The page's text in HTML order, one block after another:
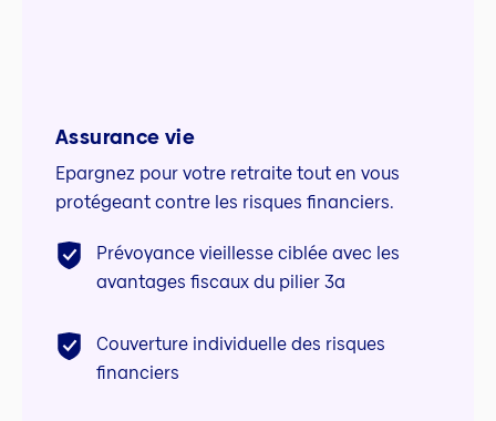
Assurance vie
Epargnez pour votre retraite tout en vous
protégeant contre les risques financiers.
Prévoyance vieillesse ciblée avec les
avantages fiscaux du pilier 3a
Couverture individuelle des risques
financiers